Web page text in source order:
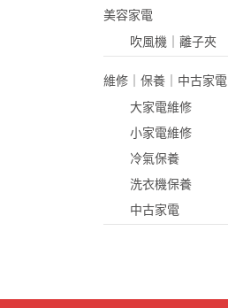
美容家電
吹風機｜離子夾
維修｜保養｜中古家電
大家電維修
小家電維修
冷氣保養
洗衣機保養
中古家電